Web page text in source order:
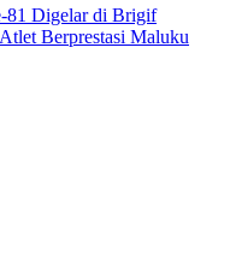
81 Digelar di Brigif
Berprestasi Maluku